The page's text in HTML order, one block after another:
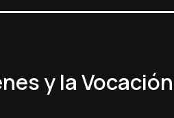
y la Vocación